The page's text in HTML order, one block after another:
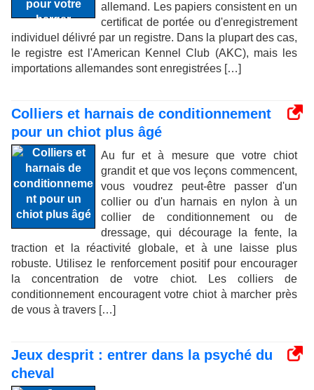
allemand. Les papiers consistent en un
certificat de portée ou d'enregistrement
individuel délivré par un registre. Dans la plupart des cas,
le registre est l'American Kennel Club (AKC), mais les
importations allemandes sont enregistrées […]
Colliers et harnais de conditionnement
pour un chiot plus âgé
Au fur et à mesure que votre chiot
grandit et que vos leçons commencent,
vous voudrez peut-être passer d'un
collier ou d'un harnais en nylon à un
collier de conditionnement ou de
dressage, qui décourage la fente, la
traction et la réactivité globale, et à une laisse plus
robuste. Utilisez le renforcement positif pour encourager
la concentration de votre chiot. Les colliers de
conditionnement encouragent votre chiot à marcher près
de vous à travers […]
Jeux desprit : entrer dans la psyché du
cheval